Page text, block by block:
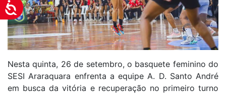
Acessibilidade
Nesta quinta, 26 de setembro, o basquete feminino do
SESI Araraquara enfrenta a equipe A. D. Santo André
em busca da vitória e recuperação no primeiro turno